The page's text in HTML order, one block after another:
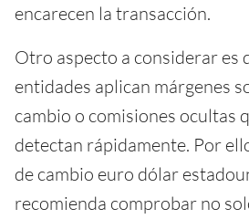
encarecen la transacción.
Otro aspecto a considerar es
entidades aplican márgenes
cambio o comisiones ocultas
detectan rápidamente. Por
de cambio euro dólar
recomienda comprobar no